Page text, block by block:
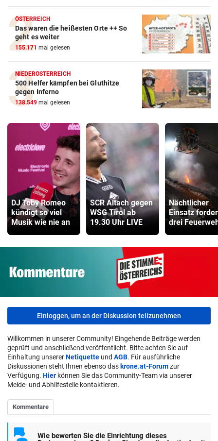
ÖSTERREICH
Das waren die heißesten Orte ++ So
geht es weiter
155.171 mal gelesen
NIEDERÖSTERREICH
500 Helfer kämpfen bei Gluthitze
gegen Inferno
138.549 mal gelesen
DJ Toby Romeo
kündigt so viel
Musik wie nie an
SCR Altach gegen
WSG Tirol ab
19.30 Uhr LIVE
Nächtlicher
Einsatz
drei
Einloggen, um an der Diskussion teilzunehmen
Willkommen in unserer Community! Eingehende Beiträge werden
geprüft und anschließend veröffentlicht. Bitte achten Sie auf
Einhaltung unsererNetiquette und AGB. Für ausführliche
Diskussionen steht Ihnen ebenso das krone.at-Forumzur
Verfügung. Hier können Sie das Community-Team via unserer
Melde- und Abhilfestelle kontaktieren.